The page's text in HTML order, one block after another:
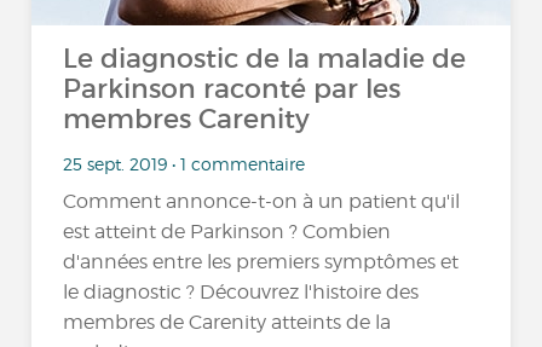
Le diagnostic de la maladie de
Parkinson raconté par les
membres Carenity
25 sept. 2019 • 1 commentaire
Comment annonce-t-on à un patient qu'il
est atteint de Parkinson ? Combien
d'années entre les premiers symptômes et
le diagnostic ? Découvrez l'histoire des
membres de Carenity atteints de la